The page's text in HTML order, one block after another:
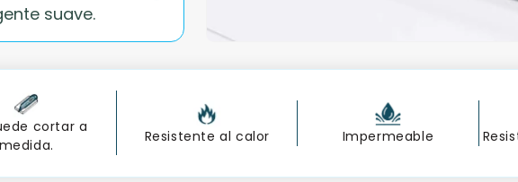
suave.
cortar a
medida.
Resistente al calor Impermeable